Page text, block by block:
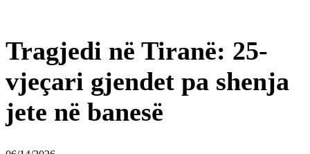
Tragjedi në Tiranë: 25-
vjeçari gjendet pa shenja
jete në banesë